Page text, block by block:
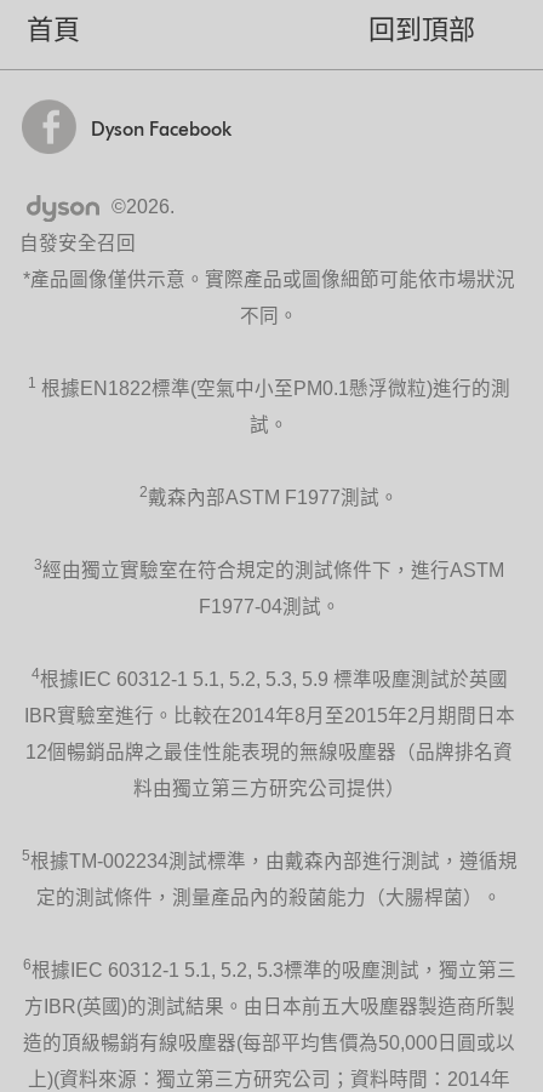
首頁 回到頂部
Dyson Facebook
©2026.
自發安全召回
*產品圖像僅供示意。實際產品或圖像細節可能依市場狀況
不同。
1
根據EN1822標準(空氣中小至PM0.1懸浮微粒)進行的測
試。
2戴森內部ASTM F1977測試。
3經由獨立實驗室在符合規定的測試條件下，進行ASTM
F1977-04測試。
4根據IEC 60312-1 5.1, 5.2, 5.3, 5.9 標準吸塵測試於英國
IBR實驗室進行。比較在2014年8月至2015年2月期間日本
12個暢銷品牌之最佳性能表現的無線吸塵器（品牌排名資
料由獨立第三方研究公司提供）
5根據TM-002234測試標準，由戴森內部進行測試，遵循規
定的測試條件，測量產品內的殺菌能力（大腸桿菌）。
6根據IEC 60312-1 5.1, 5.2, 5.3標準的吸塵測試，獨立第三
方IBR(英國)的測試結果。由日本前五大吸塵器製造商所製
造的頂級暢銷有線吸塵器(每部平均售價為50,000日圓或以
上)(資料來源：獨立第三方研究公司；資料時間：2014年